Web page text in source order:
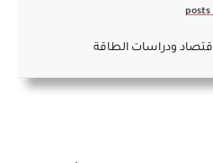
ودراسات الطاقة